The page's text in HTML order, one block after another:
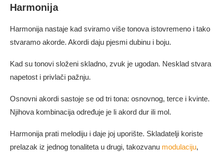
Harmonija
Harmonija nastaje kad sviramo više tonova istovremeno i tako
stvaramo akorde. Akordi daju pjesmi dubinu i boju.
Kad su tonovi složeni skladno, zvuk je ugodan. Nesklad stvara
napetost i privlači pažnju.
Osnovni akordi sastoje se od tri tona: osnovnog, terce i kvinte.
Njihova kombinacija određuje je li akord dur ili mol.
Harmonija prati melodiju i daje joj uporište. Skladatelji koriste
prelazak iz jednog tonaliteta u drugi, takozvanu modulaciju,